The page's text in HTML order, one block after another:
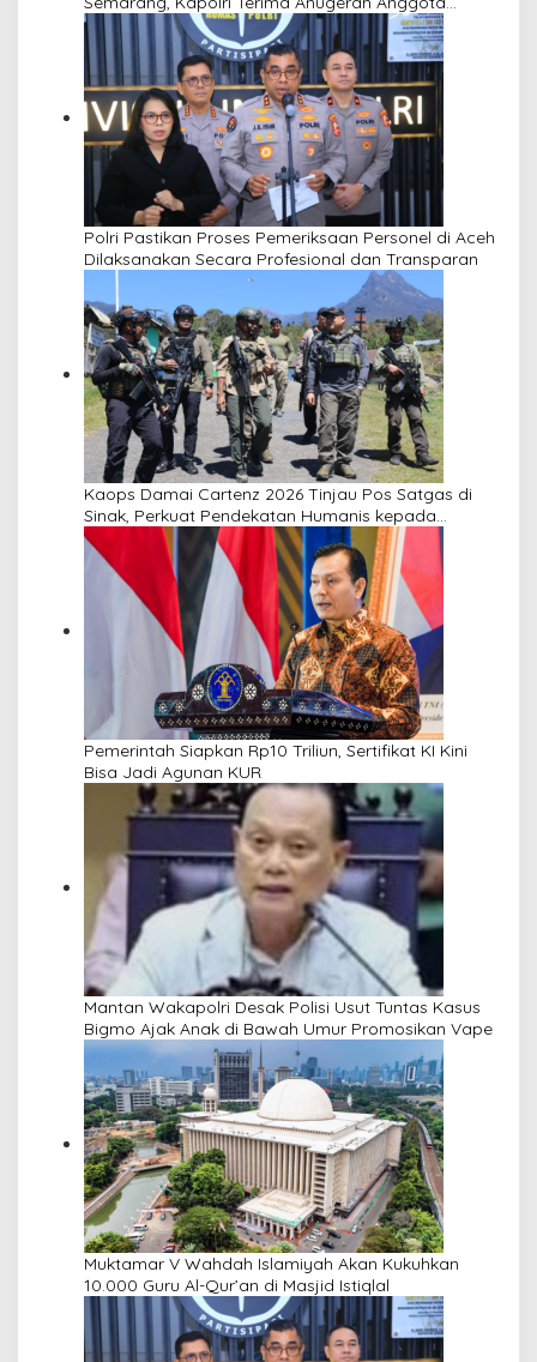
Kehormatan
Polri Pastikan Proses Pemeriksaan Personel di Aceh
Dilaksanakan Secara Profesional dan Transparan
Kaops Damai Cartenz 2026 Tinjau Pos Satgas di
Sinak, Perkuat Pendekatan Humanis kepada
Masyarakat
Pemerintah Siapkan Rp10 Triliun, Sertifikat KI Kini
Bisa Jadi Agunan KUR
Mantan Wakapolri Desak Polisi Usut Tuntas Kasus
Bigmo Ajak Anak di Bawah Umur Promosikan Vape
Muktamar V Wahdah Islamiyah Akan Kukuhkan
10.000 Guru Al-Qur’an di Masjid Istiqlal